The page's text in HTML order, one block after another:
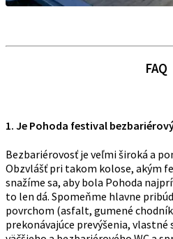
FAQ
1. Je Pohoda festival
Bezbariérovosť je veľmi široká a
Obzvlášť pri takom kolose, akým
snažíme sa, aby bola Pohoda
to len dá. Spomeňme hlavne
povrchom (asfalt, gumené
prekonávajúce prevýšenia, vlastné